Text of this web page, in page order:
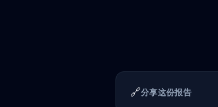
🔗分享这份报告